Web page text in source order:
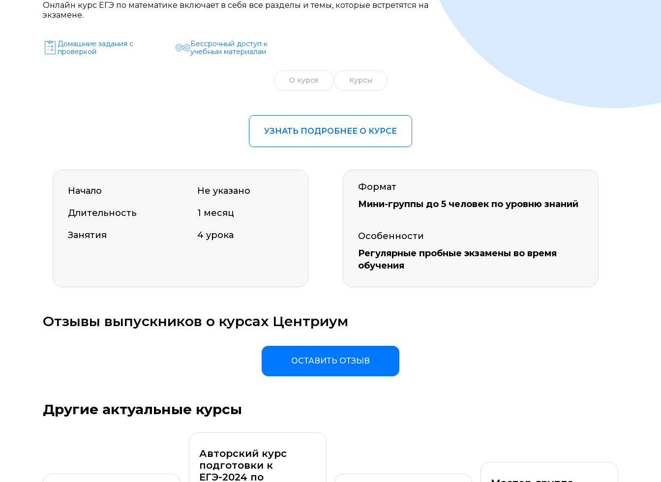
Онлайн курс ЕГЭ по математике включает в себя все разделы и темы, которые встретятся на
экзамене.
Домашние задания c
проверкой
Бессрочный доступ к
учебным материалам
О курсе Курсы
УЗНАТЬ ПОДРОБНЕЕ О КУРСЕ
Начало
Длительность
Занятия
Не указано
1 месяц
4 урока
Формат
Мини-группы до 5 человек по уровню знаний
Особенности
Регулярные пробные экзамены во время
обучения
Отзывы выпускников о курсах Центриум
ОСТАВИТЬ ОТЗЫВ
Другие актуальные курсы
Авторский курс
подготовки к
ЕГЭ-2024 по
ОСТАВИТЬ ОТЗЫВ
Стоимость * Подача материала *